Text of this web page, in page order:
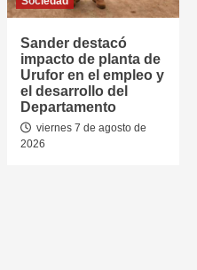
Sander destacó
impacto de planta de
Urufor en el empleo y
el desarrollo del
Departamento
viernes 7 de agosto de
2026